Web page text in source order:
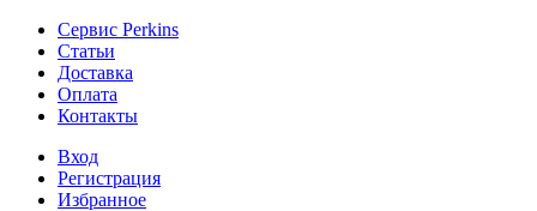
Сервис Perkins
Статьи
Доставка
Оплата
Контакты
Вход
Регистрация
Избранное